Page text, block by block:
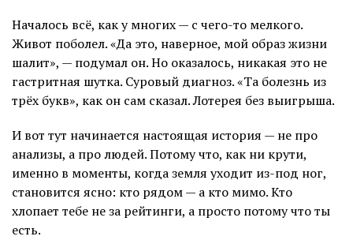
Началось всё, как у многих — с чего-то мелкого.
Живот поболел. «Да это, наверное, мой образ жизни
шалит», — подумал он. Но оказалось, никакая это не
гастритная шутка. Суровый диагноз. «Та болезнь из
трёх букв», как он сам сказал. Лотерея без выигрыша.
И вот тут начинается настоящая история — не про
анализы, а про людей. Потому что, как ни крути,
именно в моменты, когда земля уходит из-под ног,
становится ясно: кто рядом — а кто мимо. Кто
хлопает тебе не за рейтинги, а просто потому что ты
есть.